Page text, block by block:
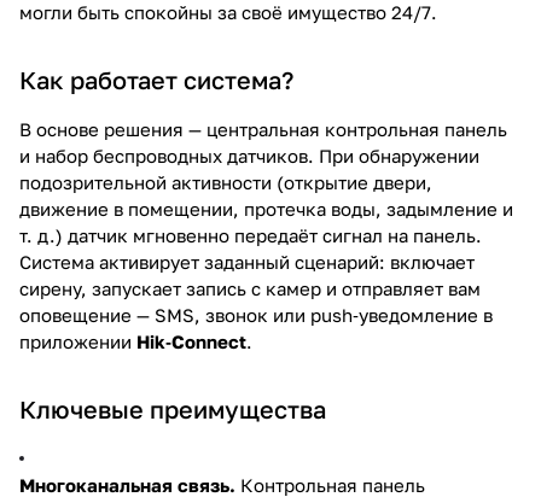
могли быть спокойны за своё имущество 24/7.
Как работает система?
В основе решения — центральная контрольная панель
и набор беспроводных датчиков. При обнаружении
подозрительной активности (открытие двери,
движение в помещении, протечка воды, задымление и
т. д.) датчик мгновенно передаёт сигнал на панель.
Система активирует заданный сценарий: включает
сирену, запускает запись с камер и отправляет вам
оповещение — SMS, звонок или push‑уведомление в
приложении Hik‑Connect.
Ключевые преимущества
Многоканальная связь. Контрольная панель